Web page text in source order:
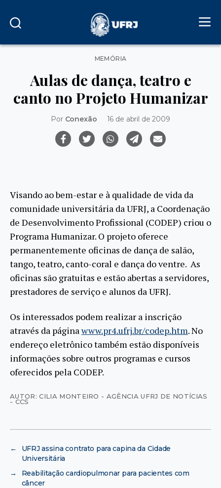
Categorias
MEMÓRIA
Aulas de dança, teatro e
canto no Projeto Humanizar
Por Conexão 16 de abril de 2009
Visando ao bem-estar e à qualidade de vida da
comunidade universitária da UFRJ, a Coordenação
de Desenvolvimento Profissional (CODEP) criou o
Programa Humanizar. O projeto oferece
permanentemente oficinas de dança de salão,
tango, teatro, canto-coral e dança do ventre. As
oficinas são gratuitas e estão abertas a servidores,
prestadores de serviço e alunos da UFRJ.
Os interessados podem realizar a inscrição
através da páginawww.pr4.ufrj.br/codep.htm. No
endereço eletrônico também estão disponíveis
informações sobre outros programas e cursos
oferecidos pela CODEP.
AUTOR: CILIA MONTEIRO - AGÊNCIA UFRJ DE NOTÍCIAS
- CCS
←
UFRJ assina contrato para capina da Cidade
Universitária
→
Reabilitação cardiopulmonar para pacientes com
câncer